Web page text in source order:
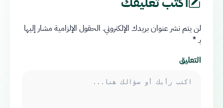
لن يتم نشر عنوان بريدك الإلكتروني. الحقول الإلزامية مشار إليها
بـ*
التعليق